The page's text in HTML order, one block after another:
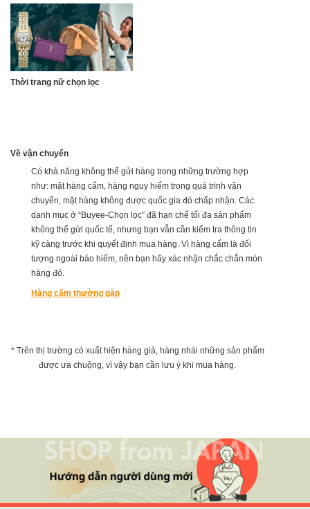
Thời trang nữ chọn lọc
Về vận chuyển
Có khả năng không thể gửi hàng trong những trường hợp
như: mặt hàng cấm, hàng nguy hiểm trong quá trình vận
chuyển, mặt hàng không được quốc gia đó chấp nhận. Các
danh mục ở “Buyee-Chọn lọc” đã hạn chế tối đa sản phẩm
không thể gửi quốc tế, nhưng bạn vẫn cần kiểm tra thông tin
kỹ càng trước khi quyết định mua hàng. Vì hàng cấm là đối
tượng ngoài bảo hiểm, nên bạn hãy xác nhận chắc chắn món
hàng đó.
Hàng cấm thường gặp
* Trên thị trường có xuất hiện hàng giả, hàng nhái những sản phẩm
được ưa chuộng, vì vậy bạn cần lưu ý khi mua hàng.